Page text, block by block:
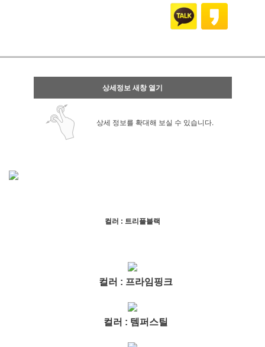
상세정보 새창 열기
상세 정보를 확대해 보실 수 있습니다.
컬러 : 트리플블랙
컬러 : 프라임핑크
컬러 : 템퍼스틸